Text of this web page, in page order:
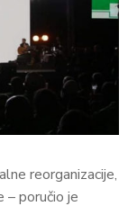
reorganizacije,
– poručio je